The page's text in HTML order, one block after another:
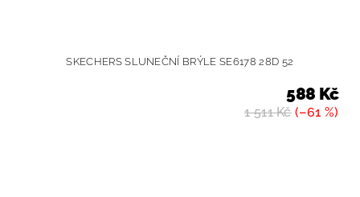
SKECHERS SLUNEČNÍ BRÝLE SE6178 28D 52
1 511 Kč(–61 %)
588 Kč